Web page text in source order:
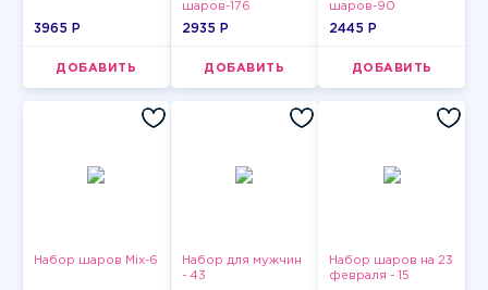
3965 P
ДОБАВИТЬ
шаров-176
2935 P
ДОБАВИТЬ
шаров-90
2445 P
ДОБАВИТЬ
Набор шаров Mix-6
Набор для мужчин
- 43
Набор шаров на 23
февраля - 15